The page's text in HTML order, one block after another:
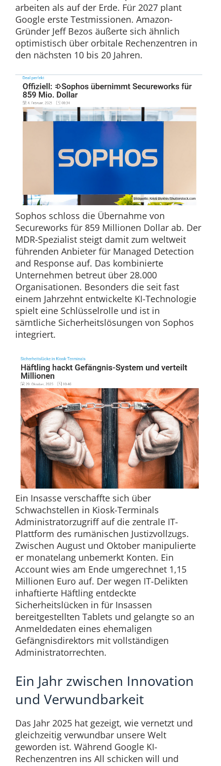
arbeiten als auf der Erde. Für 2027 plant
Google erste Testmissionen. Amazon-
Gründer Jeff Bezos äußerte sich ähnlich
optimistisch über orbitale Rechenzentren in
den nächsten 10 bis 20 Jahren.
Sophos schloss die Übernahme von
Secureworks für 859 Millionen Dollar ab. Der
MDR-Spezialist steigt damit zum weltweit
führenden Anbieter für Managed Detection
and Response auf. Das kombinierte
Unternehmen betreut über 28.000
Organisationen. Besonders die seit fast
einem Jahrzehnt entwickelte KI-Technologie
spielt eine Schlüsselrolle und ist in
sämtliche Sicherheitslösungen von Sophos
integriert.
Ein Insasse verschaffte sich über
Schwachstellen in Kiosk-Terminals
Administratorzugriff auf die zentrale IT-
Plattform des rumänischen Justizvollzugs.
Zwischen August und Oktober manipulierte
er monatelang unbemerkt Konten. Ein
Account wies am Ende umgerechnet 1,15
Millionen Euro auf. Der wegen IT-Delikten
inhaftierte Häftling entdeckte
Sicherheitslücken in für Insassen
bereitgestellten Tablets und gelangte so an
Anmeldedaten eines ehemaligen
Gefängnisdirektors mit vollständigen
Administratorrechten.
Ein Jahr zwischen Innovation
und Verwundbarkeit
Das Jahr 2025 hat gezeigt, wie vernetzt und
gleichzeitig verwundbar unsere Welt
geworden ist. Während Google KI-
Rechenzentren ins All schicken will und